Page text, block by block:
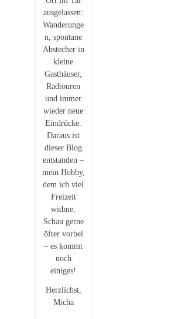
ausgelassen:
Wanderunge
n, spontane
Abstecher in
kleine
Gasthäuser,
Radtouren
und immer
wieder neue
Eindrücke.
Daraus ist
dieser Blog
entstanden –
mein Hobby,
dem ich viel
Freizeit
widme.
Schau gerne
öfter vorbei
– es kommt
noch
einiges!
Herzlichst,
Micha